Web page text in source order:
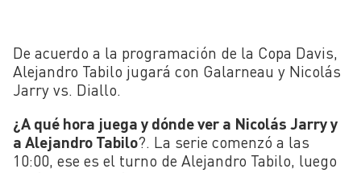
De acuerdo a la programación de la Copa Davis,
Alejandro Tabilo jugará con Galarneau y Nicolás
Jarry vs. Diallo.
¿A qué hora juega y dónde ver a Nicolás Jarry y
a Alejandro Tabilo?. La serie comenzó a las
10:00, ese es el turno de Alejandro Tabilo, luego